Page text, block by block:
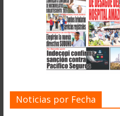
Noticias por Fecha